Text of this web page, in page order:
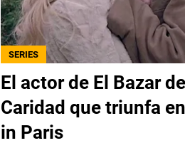
SERIES
El actor de El Bazar
Caridad que triunfa
in Paris